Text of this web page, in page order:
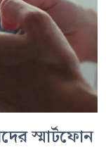
স্মার্টফোন